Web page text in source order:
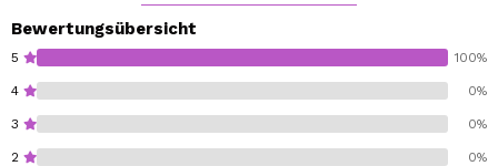
Bewertungsübersicht
5 100%
4 0%
3 0%
2 0%